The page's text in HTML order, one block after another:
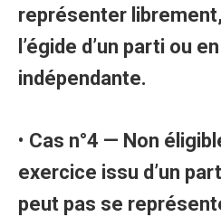
représenter
l’égide d’un parti ou
indépendante.
• Cas n°4 — Non
exercice issu d’un
peut pas se